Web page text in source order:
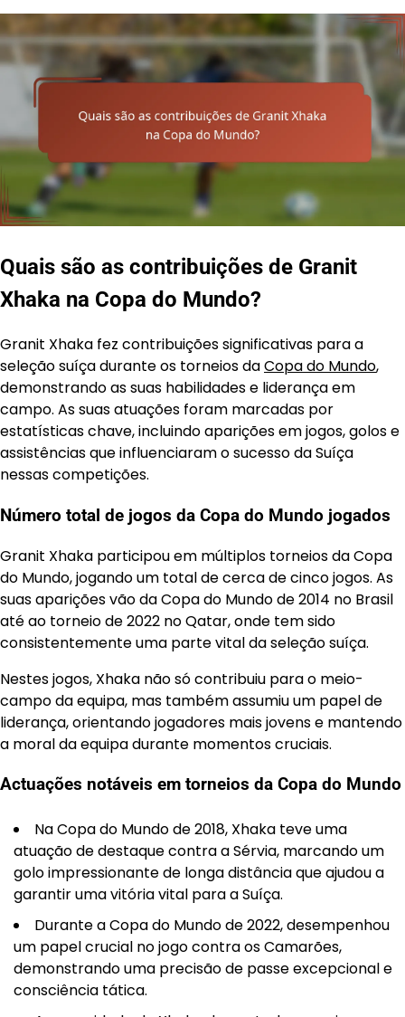
Quais são as contribuições de Granit
Xhaka na Copa do Mundo?
Granit Xhaka fez contribuições significativas para a
seleção suíça durante os torneios daCopa do Mundo,
demonstrando as suas habilidades e liderança em
campo. As suas atuações foram marcadas por
estatísticas chave, incluindo aparições em jogos, golos e
assistências que influenciaram o sucesso da Suíça
nessas competições.
Número total de jogos da Copa do Mundo jogados
Granit Xhaka participou em múltiplos torneios da Copa
do Mundo, jogando um total de cerca de cinco jogos. As
suas aparições vão da Copa do Mundo de 2014 no Brasil
até ao torneio de 2022 no Qatar, onde tem sido
consistentemente uma parte vital da seleção suíça.
Nestes jogos, Xhaka não só contribuiu para o meio-
campo da equipa, mas também assumiu um papel de
liderança, orientando jogadores mais jovens e mantendo
a moral da equipa durante momentos cruciais.
Actuações notáveis em torneios da Copa do Mundo
Na Copa do Mundo de 2018, Xhaka teve uma
atuação de destaque contra a Sérvia, marcando um
golo impressionante de longa distância que ajudou a
garantir uma vitória vital para a Suíça.
Durante a Copa do Mundo de 2022, desempenhou
um papel crucial no jogo contra os Camarões,
demonstrando uma precisão de passe excepcional e
consciência tática.